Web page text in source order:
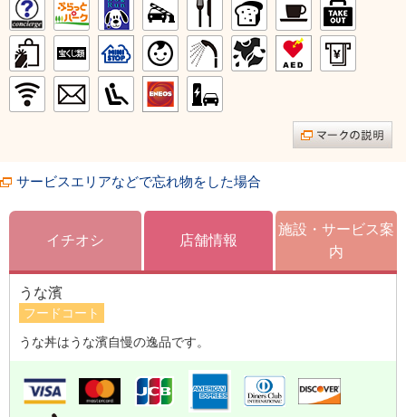
サービスエリアなどで忘れ物をした場合
イチオシ 店舗情報
施設・サービス案
内
うな濱
フードコート
うな丼はうな濱自慢の逸品です。